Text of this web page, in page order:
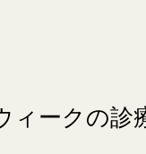
ークの診